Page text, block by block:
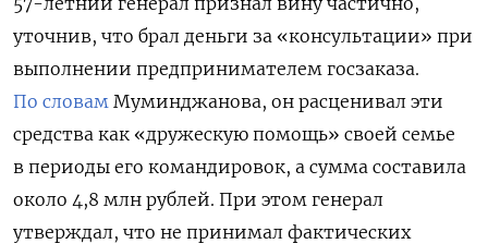
уточнив, что брал деньги за «консультации» при
выполнении предпринимателем госзаказа.
По словам Муминджанова, он расценивал эти
средства как «дружескую помощь» своей семье
в периоды его командировок, а сумма составила
около 4,8 млн рублей. При этом генерал
утверждал, что не принимал фактических